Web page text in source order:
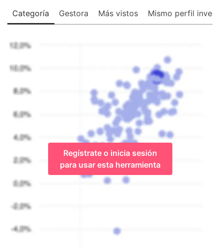
Categoría Gestora Más vistos Mismo perfil
Regístrate o inicia sesión
para usar esta herramienta